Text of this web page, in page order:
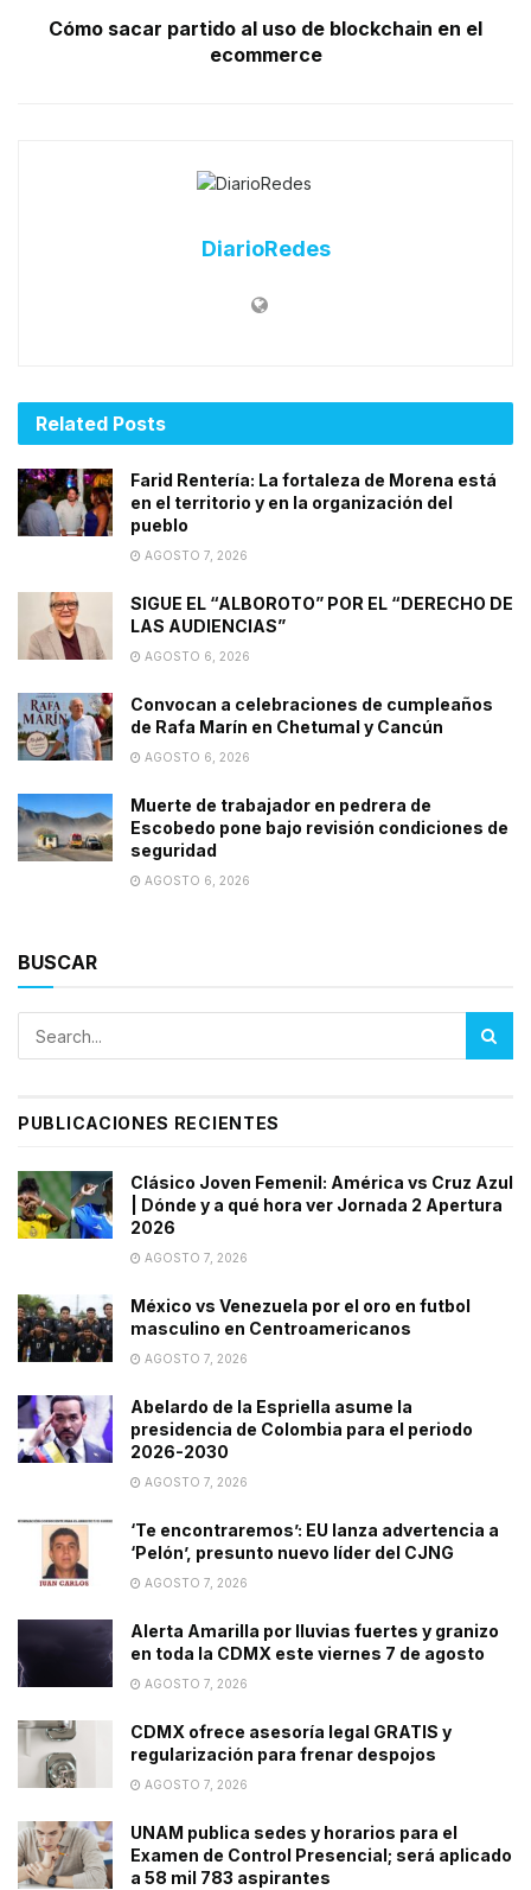
Cómo sacar partido al uso de blockchain en el
ecommerce
DiarioRedes
Related Posts
Farid Rentería: La fortaleza de Morena está
en el territorio y en la organización del
pueblo
AGOSTO 7, 2026
SIGUE EL “ALBOROTO” POR EL “DERECHO DE
LAS AUDIENCIAS”
AGOSTO 6, 2026
Convocan a celebraciones de cumpleaños
de Rafa Marín en Chetumal y Cancún
AGOSTO 6, 2026
Muerte de trabajador en pedrera de
Escobedo pone bajo revisión condiciones de
seguridad
AGOSTO 6, 2026
BUSCAR
PUBLICACIONES RECIENTES
Clásico Joven Femenil: América vs Cruz Azul
| Dónde y a qué hora ver Jornada 2 Apertura
2026
AGOSTO 7, 2026
México vs Venezuela por el oro en futbol
masculino en Centroamericanos
AGOSTO 7, 2026
Abelardo de la Espriella asume la
presidencia de Colombia para el periodo
2026-2030
AGOSTO 7, 2026
‘Te encontraremos’: EU lanza advertencia a
‘Pelón’, presunto nuevo líder del CJNG
AGOSTO 7, 2026
Alerta Amarilla por lluvias fuertes y granizo
en toda la CDMX este viernes 7 de agosto
AGOSTO 7, 2026
CDMX ofrece asesoría legal GRATIS y
regularización para frenar despojos
AGOSTO 7, 2026
UNAM publica sedes y horarios para el
Examen de Control Presencial; será aplicado
a 58 mil 783 aspirantes